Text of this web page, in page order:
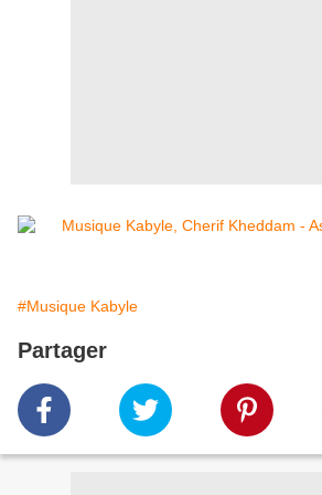
#Musique Kabyle
Partager